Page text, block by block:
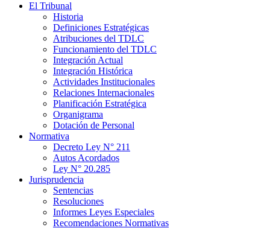
El Tribunal
Historia
Definiciones Estratégicas
Atribuciones del TDLC
Funcionamiento del TDLC
Integración Actual
Integración Histórica
Actividades Institucionales
Relaciones Internacionales
Planificación Estratégica
Organigrama
Dotación de Personal
Normativa
Decreto Ley N° 211
Autos Acordados
Ley N° 20.285
Jurisprudencia
Sentencias
Resoluciones
Informes Leyes Especiales
Recomendaciones Normativas